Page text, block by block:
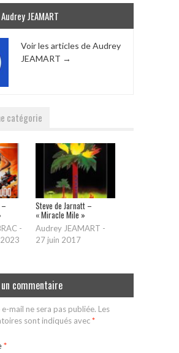
JEAMART
Voir les articles de Audrey
JEAMART →
catégorie
-
Steve de Jarnatt –
« Miracle Mile »
Audrey JEAMART -
27 juin 2017
commentaire
mail ne sera pas publiée. Les
sont indiqués avec*
*